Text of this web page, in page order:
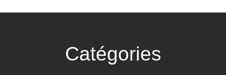
Catégories